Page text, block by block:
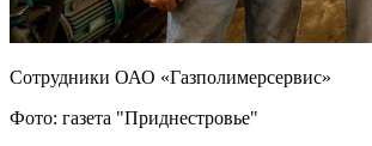
Сотрудники ОАО «Газполимерсервис»
Фото: газета "Приднестровье"